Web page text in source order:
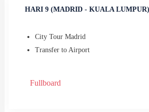
HARI 9 (MADRID - KUALA LUMPUR)
City Tour Madrid
⁠Transfer to Airport
Fullboard